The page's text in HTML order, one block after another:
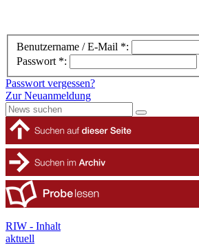
Benutzername / E-Mail *:
Passwort *:
Passwort vergessen?
Zur Neuanmeldung
RIW - Inhalt
aktuell